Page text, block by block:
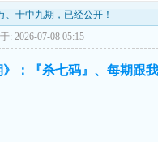
、十中九期，已经公开！
: 2026-07-08 05:15
》：『杀七码』、每期跟